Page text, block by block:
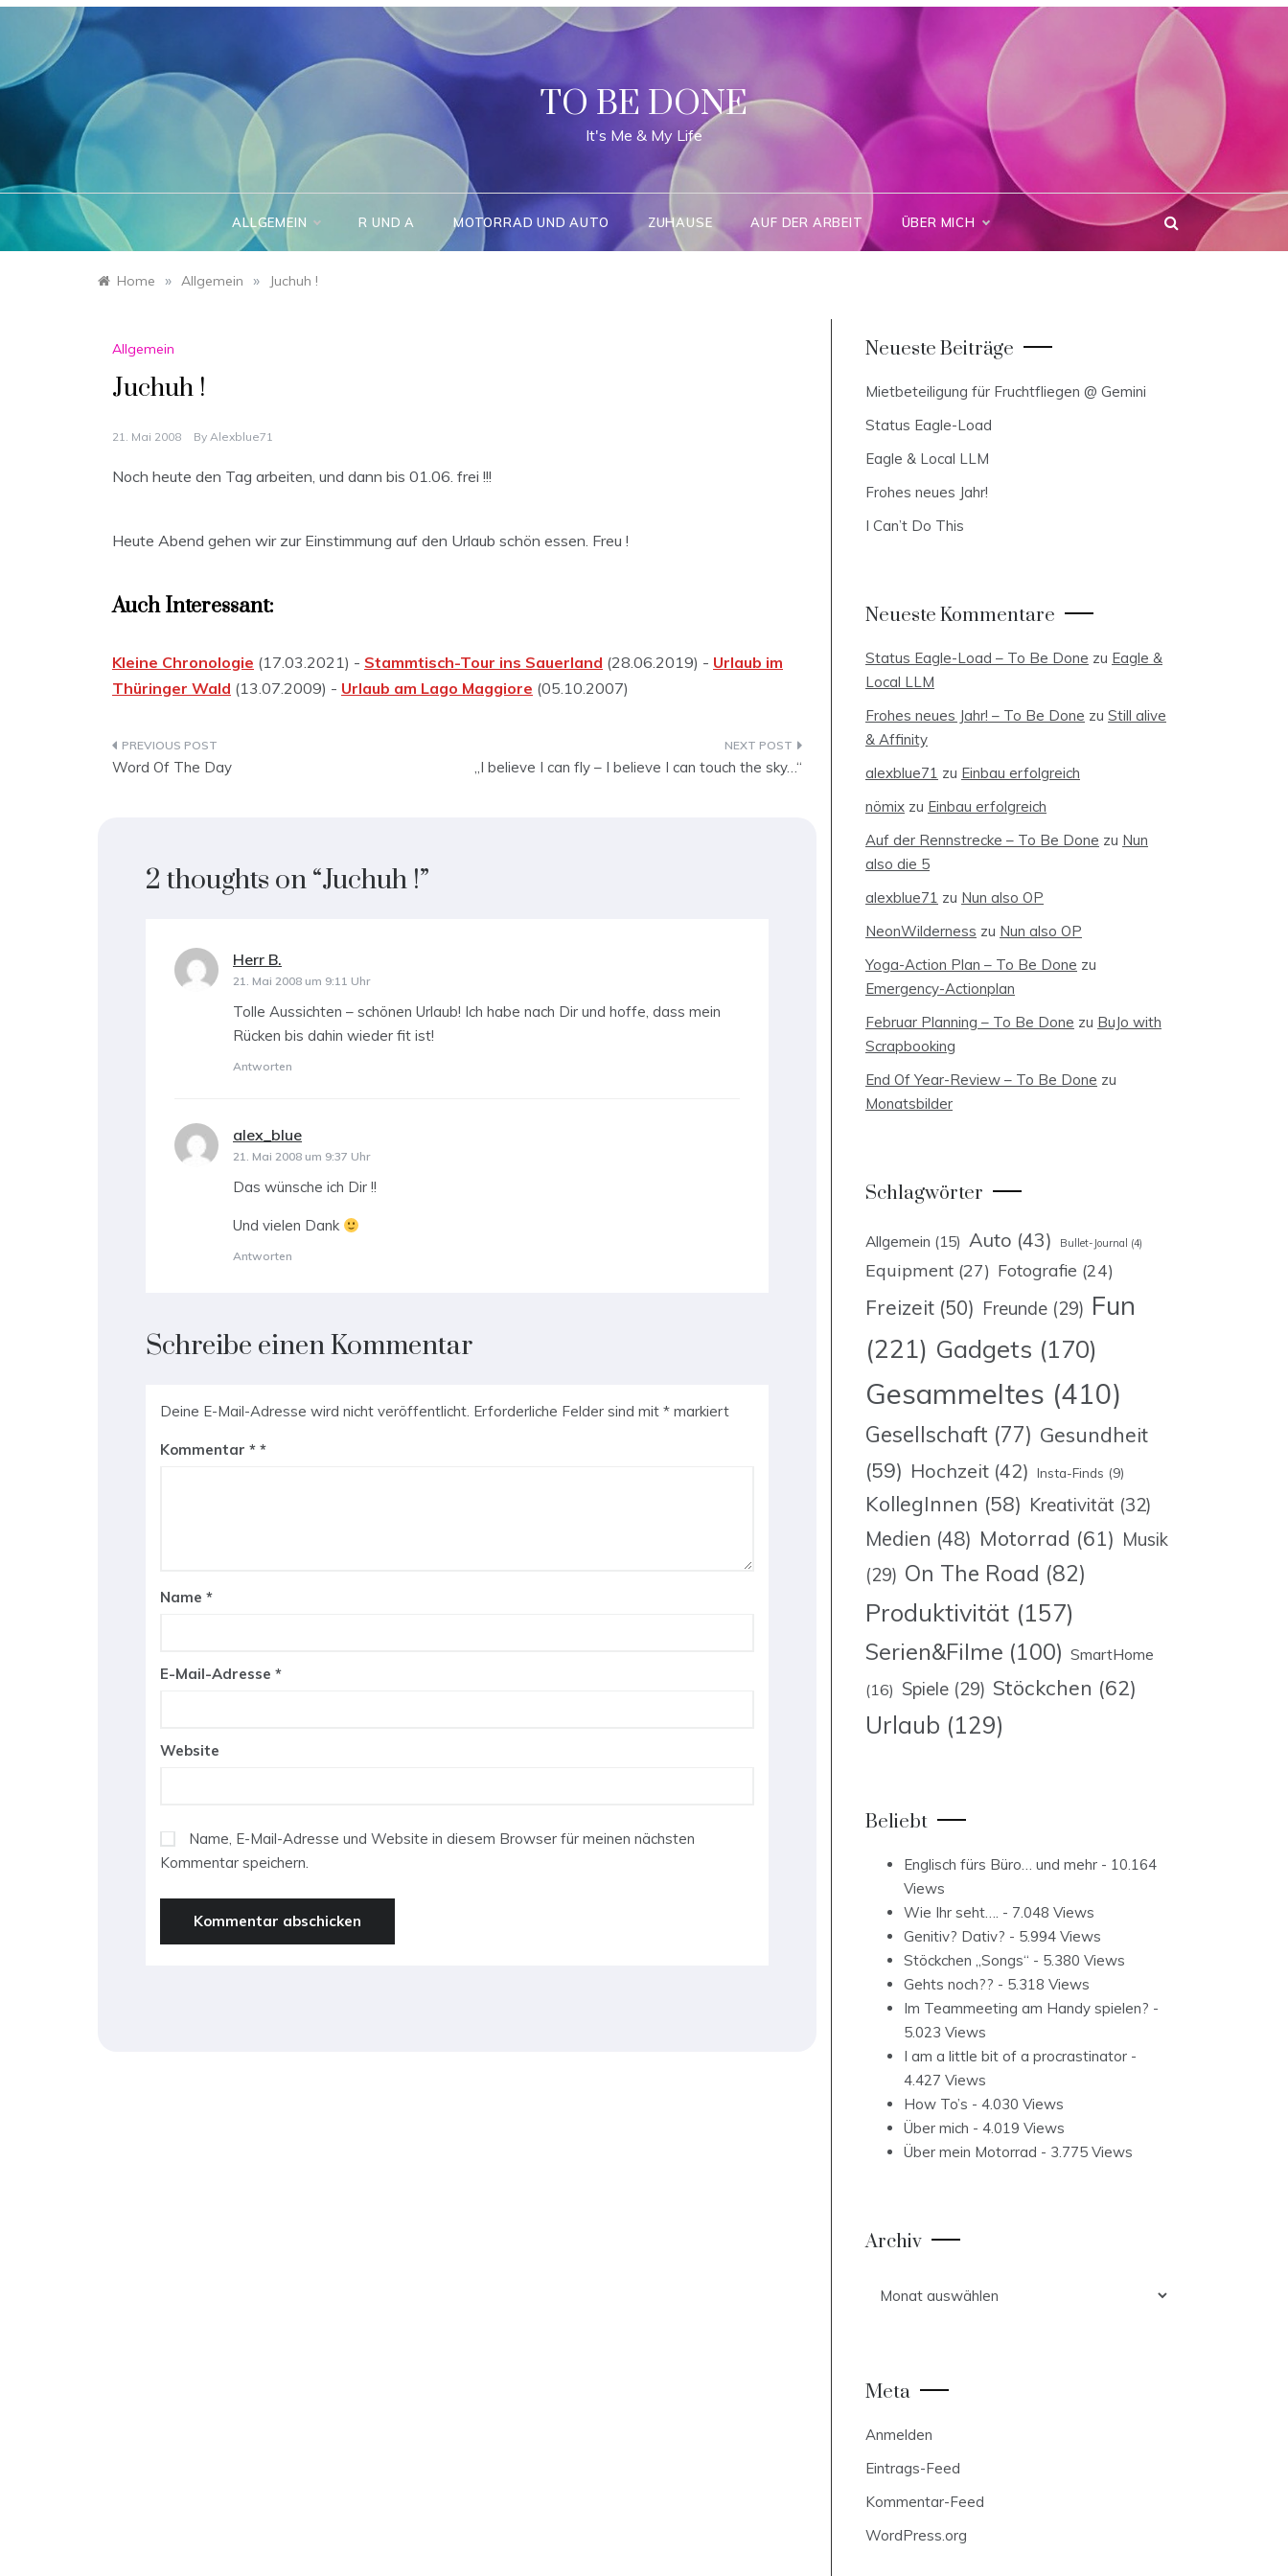
Skip
TO BE DONE
It's Me & My Life
ALLGEMEIN R UND A MOTORRAD UND AUTO ZUHAUSE AUF DER ARBEIT ÜBER MICH
Home » Allgemein » Juchuh !
Allgemein
Juchuh !
21. Mai 2008 By Alexblue71
Noch heute den Tag arbeiten, und dann bis 01.06. frei !!!
Heute Abend gehen wir zur Einstimmung auf den Urlaub schön essen. Freu !
Auch Interessant:
Kleine Chronologie (17.03.2021) - Stammtisch-Tour ins Sauerland (28.06.2019) - Urlaub im
Thüringer Wald (13.07.2009) - Urlaub am Lago Maggiore (05.10.2007)
Beitragsnavigation
Word Of The Day „I believe I can fly – I believe I can touch the sky…“
2 thoughts on “Juchuh !”
Herr B.
21. Mai 2008 um 9:11 Uhr
Tolle Aussichten – schönen Urlaub! Ich habe nach Dir und hoffe, dass mein
Rücken bis dahin wieder fit ist!
Antworten
alex_blue
21. Mai 2008 um 9:37 Uhr
Das wünsche ich Dir !!
Und vielen Dank
Antworten
Schreibe einen Kommentar
Deine E-Mail-Adresse wird nicht veröffentlicht. Erforderliche Felder sind mit * markiert
Kommentar *
Name *
E-Mail-Adresse *
Website
Name, E-Mail-Adresse und Website in diesem Browser für meinen nächsten
Kommentar speichern.
Neueste Beiträge
Mietbeteiligung für Fruchtfliegen @ Gemini
Status Eagle-Load
Eagle & Local LLM
Frohes neues Jahr!
I Can’t Do This
Neueste Kommentare
Status Eagle-Load – To Be Done zu Eagle &
Local LLM
Frohes neues Jahr! – To Be Done zu Still alive
& Affinity
alexblue71 zu Einbau erfolgreich
nömix zu Einbau erfolgreich
Auf der Rennstrecke – To Be Done zu Nun
also die 5
alexblue71 zu Nun also OP
NeonWilderness zu Nun also OP
Yoga-Action Plan – To Be Done zu
Emergency-Actionplan
Februar Planning – To Be Done zu BuJo with
Scrapbooking
End Of Year-Review – To Be Done zu
Monatsbilder
Schlagwörter
Allgemein (15) Auto (43) Bullet-Journal (4)
Equipment (27) Fotografie (24)
Freizeit (50) Freunde (29) Fun
(221) Gadgets (170)
Gesammeltes (410)
Gesellschaft (77) Gesundheit
(59) Hochzeit (42) Insta-Finds (9)
KollegInnen (58) Kreativität (32)
Medien (48) Motorrad (61) Musik
(29) On The Road (82)
Produktivität (157)
Serien&Filme (100) SmartHome
(16) Spiele (29) Stöckchen (62)
Urlaub (129)
Beliebt
Englisch fürs Büro… und mehr - 10.164
Views
Wie Ihr seht…. - 7.048 Views
Genitiv? Dativ? - 5.994 Views
Stöckchen „Songs“ - 5.380 Views
Gehts noch?? - 5.318 Views
Im Teammeeting am Handy spielen? -
5.023 Views
I am a little bit of a procrastinator -
4.427 Views
How To’s - 4.030 Views
Über mich - 4.019 Views
Über mein Motorrad - 3.775 Views
Archiv
Meta
Anmelden
Eintrags-Feed
Kommentar-Feed
WordPress.org